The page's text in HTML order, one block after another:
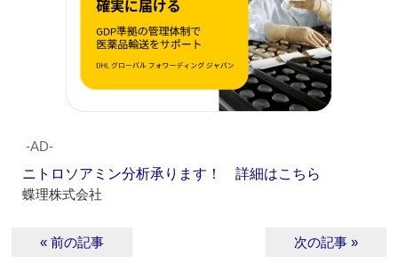
‐AD‐
ニトロソアミン分析承ります！ 詳細はこちら
蝶理株式会社
« 前の記事 次の記事 »